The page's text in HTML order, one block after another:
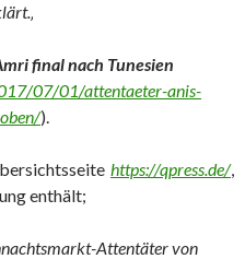
‚
final nach Tunesien
07/01/attentaeter-anis-
).
https://qpress.de/,
enthält;
Attentäter von